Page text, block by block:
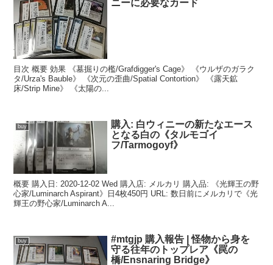
ニーに必要なカード
目次 概要 効果 《墓掘りの檻/Grafdigger's Cage》 《ウルザのガラク
タ/Urza's Bauble》 《次元の歪曲/Spatial Contortion》 《露天鉱
床/Strip Mine》 《太陽の...
buy
購入: 白ウィニーの新たなエース
となる白の《タルモゴイ
フ/Tarmogoyf》
概要 購入日: 2020-12-02 Wed 購入店: メルカリ 購入品: 《光輝王の野
心家/Luminarch Aspirant》日4枚450円 URL: 数日前にメルカリで《光
輝王の野心家/Luminarch A...
buy
#mtgjp 購入報告 | 怪物から身を
守る往年のトップレア《罠の
橋/Ensnaring Bridge》